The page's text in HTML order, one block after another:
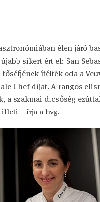
élen járó
sikert ért el: San
főséfjének ítélték oda a
Chef díjat. A rangos
a szakmai dicsőség
– írja a hvg.